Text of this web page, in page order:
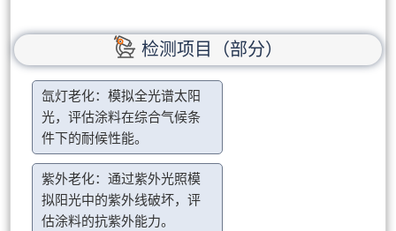
检测项目（部分）
氙灯老化：模拟全光谱太阳
光，评估涂料在综合气候条
件下的耐候性能。
紫外老化：通过紫外光照模
拟阳光中的紫外线破坏，评
估涂料的抗紫外能力。